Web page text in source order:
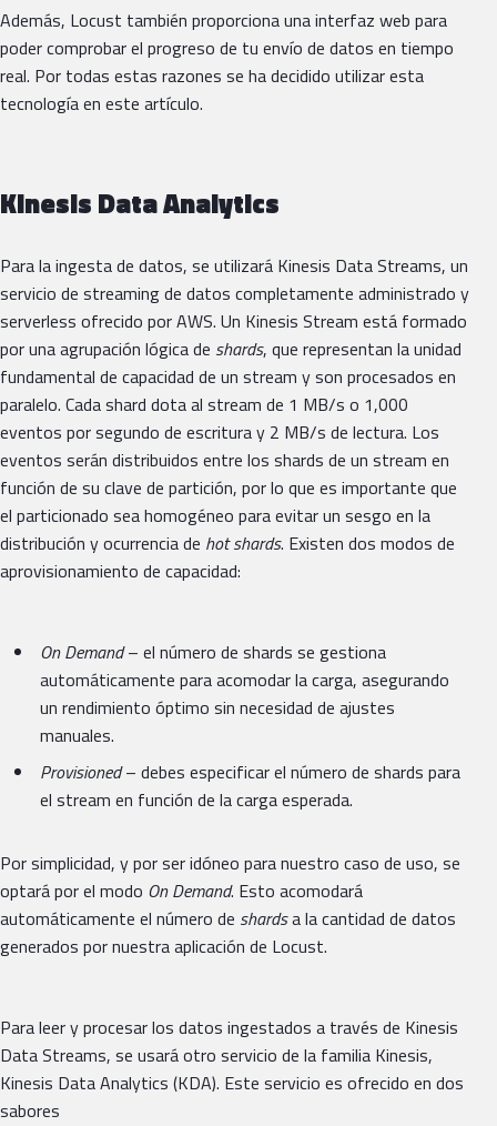
Además, Locust también proporciona una interfaz web para
poder comprobar el progreso de tu envío de datos en tiempo
real. Por todas estas razones se ha decidido utilizar esta
tecnología en este artículo.
Kinesis Data Analytics
Para la ingesta de datos, se utilizará Kinesis Data Streams, un
servicio de streaming de datos completamente administrado y
serverless ofrecido por AWS. Un Kinesis Stream está formado
por una agrupación lógica de shards, que representan la unidad
fundamental de capacidad de un stream y son procesados en
paralelo. Cada shard dota al stream de 1 MB/s o 1,000
eventos por segundo de escritura y 2 MB/s de lectura. Los
eventos serán distribuidos entre los shards de un stream en
función de su clave de partición, por lo que es importante que
el particionado sea homogéneo para evitar un sesgo en la
distribución y ocurrencia de hot shards. Existen dos modos de
aprovisionamiento de capacidad:
On Demand– el número de shards se gestiona
automáticamente para acomodar la carga, asegurando
un rendimiento óptimo sin necesidad de ajustes
manuales.
Provisioned– debes especificar el número de shards para
el stream en función de la carga esperada.
Por simplicidad, y por ser idóneo para nuestro caso de uso, se
optará por el modo On Demand. Esto acomodará
automáticamente el número de shardsa la cantidad de datos
generados por nuestra aplicación de Locust.
Para leer y procesar los datos ingestados a través de Kinesis
Data Streams, se usará otro servicio de la familia Kinesis,
Kinesis Data Analytics (KDA). Este servicio es ofrecido en dos
sabores